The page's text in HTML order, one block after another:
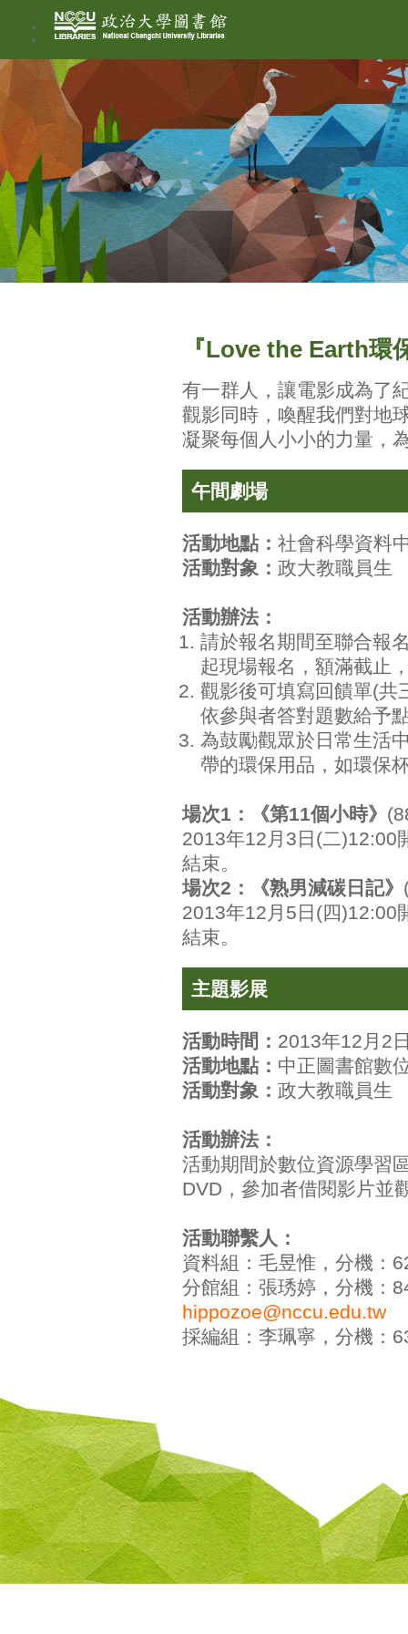
：
『Love the Earth環
有一群人，讓電影成為了
觀影同時，喚醒我們對地
凝聚每個人小小的力量，
午間劇場
活動地點： 社會科學資料
活動對象： 政大教職員生
活動辦法：
請於報名期間至聯合報
起現場報名，額滿截止
觀影後可填寫回饋單(共
依參與者答對題數給予
為鼓勵觀眾於日常生活
帶的環保用品，如環保
場次1：《第11個小時》
2013年12月3日(二)12:00
結束。
場次2：《熟男減碳日記》
2013年12月5日(四)12:00
結束。
主題影展
活動時間： 2013年12月2
活動地點： 中正圖書館數
活動對象： 政大教職員生
活動辦法：
活動期間於數位資源學習
DVD，參加者借閱影片並
活動聯繫人：
資料組：毛昱惟，分機：
分館組：張琇婷，分機：
hippozoe@nccu.edu.tw
採編組：李珮寧，分機：